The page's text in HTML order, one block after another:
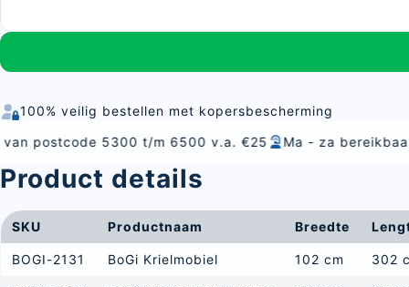
100% veilig bestellen met kopersbescherming
t/m 6500 v.a. €25
Ma - za bereikbaar Alles voor
Product details
SKU Productnaam Breedte
BOGI-2131 BoGi Krielmobiel 102 cm 302